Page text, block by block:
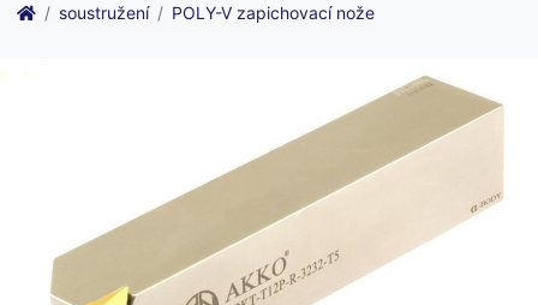
soustružení POLY-V zapichovací nože